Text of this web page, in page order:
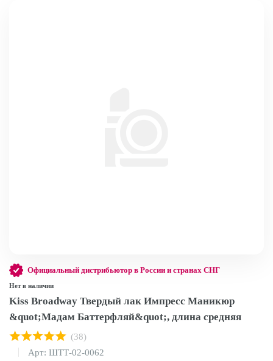
Официальный дистрибьютор в России и странах СНГ
Нет в наличии
Kiss Broadway Твердый лак Импресс Маникюр
&quot;Мадам Баттерфляй&quot;, длина средняя
(38)
Арт: ШТТ-02-0062